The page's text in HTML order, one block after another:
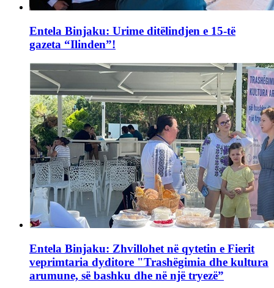
Entela Binjaku: Urime ditëlindjen e 15-të
gazeta “Ilinden”!
Entela Binjaku: Zhvillohet në qytetin e Fierit
veprimtaria dyditore "Trashëgimia dhe kultura
arumune, së bashku dhe në një tryezë”